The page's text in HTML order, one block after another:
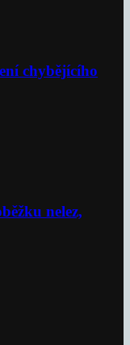
chybějícího
nelez,